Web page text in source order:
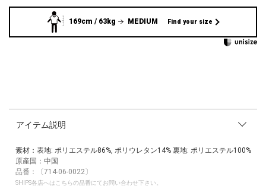
169cm / 63kg MEDIUM Find your size
アイテム説明
素材：表地: ポリエステル86%, ポリウレタン14% 裏地: ポリエステル100%
原産国：中国
品番：〔714-06-0022〕
SHIPS各店へはこちらの品番にてお問い合わせ下さい。